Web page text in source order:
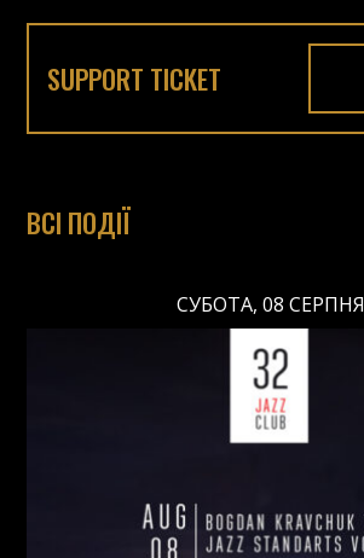
SUPPORT TICKET
ВСІ ПОДІЇ
СУБОТА, 08 СЕРПНЯ